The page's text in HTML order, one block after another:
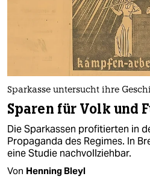
Sparkasse untersucht ihre
Sparen für Volk und
Die Sparkassen profitierten in
Propaganda des Regimes. In
eine Studie nachvollziehbar.
Von Henning Bleyl